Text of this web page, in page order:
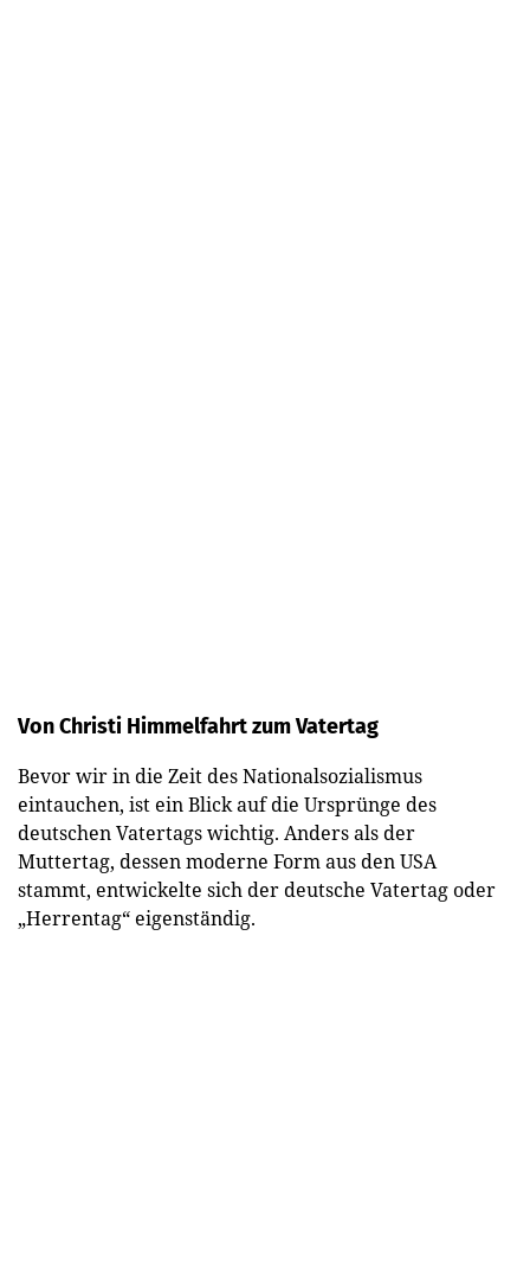
Von Christi Himmelfahrt zum Vatertag
Bevor wir in die Zeit des Nationalsozialismus
eintauchen, ist ein Blick auf die Ursprünge des
deutschen Vatertags wichtig. Anders als der
Muttertag, dessen moderne Form aus den USA
stammt, entwickelte sich der deutsche Vatertag oder
„Herrentag“ eigenständig.